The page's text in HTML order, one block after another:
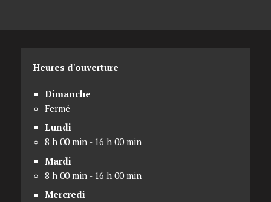
Heures d'ouverture
Dimanche
Fermé
Lundi
8 h 00 min - 16 h 00 min
Mardi
8 h 00 min - 16 h 00 min
Mercredi